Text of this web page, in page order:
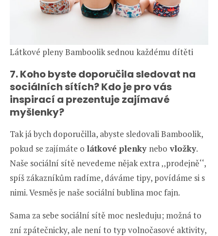
Látkové pleny Bamboolik sednou každému dítěti
7. Koho byste doporučila sledovat na
sociálních sítích? Kdo je pro vás
inspirací a prezentuje zajímavé
myšlenky?
Tak já bych doporučilla, abyste sledovali Bamboolik,
pokud se zajímáte o látkové plenky nebo vložky.
Naše sociální sítě nevedeme nějak extra ‚‚prodejně‘‘,
spíš zákazníkům radíme, dáváme tipy, povídáme si s
nimi. Vesměs je naše sociální bublina moc fajn.
Sama za sebe sociální sítě moc nesleduju; možná to
zní zpátečnicky, ale není to typ volnočasové aktivity,